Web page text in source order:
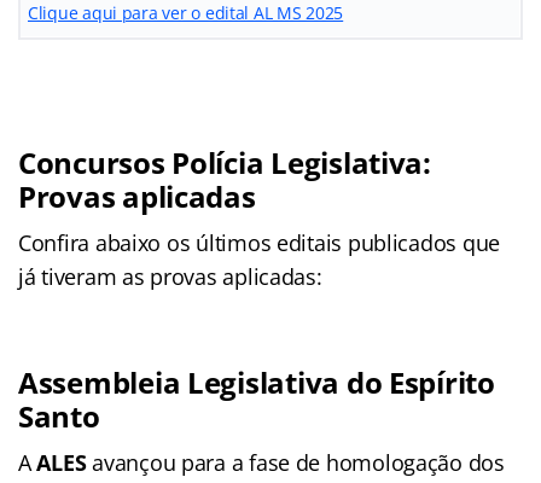
Clique aqui para ver o edital AL MS 2025
Concursos Polícia Legislativa:
Provas aplicadas
Confira abaixo os últimos editais publicados que
já tiveram as provas aplicadas:
Assembleia Legislativa do Espírito
Santo
AALESavançou para a fase de homologação dos